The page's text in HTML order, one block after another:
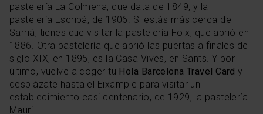
pastelería La Colmena, que data de 1849, y la
pastelería Escribà, de 1906. Si estás más cerca de
Sarrià, tienes que visitar la pastelería Foix, que abrió en
1886. Otra pastelería que abrió las puertas a finales del
siglo XIX, en 1895, es la Casa Vives, en Sants. Y por
último, vuelve a coger tu Hola Barcelona Travel Card y
desplázate hasta el Eixample para visitar un
establecimiento casi centenario, de 1929, la pastelería
Mauri.